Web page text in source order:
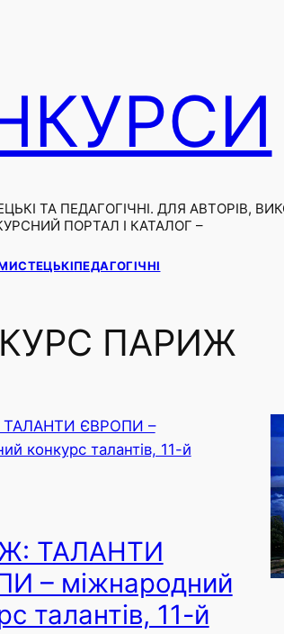
ТА ПЕДАГОГІЧНІ. ДЛЯ АВТОРІВ,
ПОРТАЛ І КАТАЛОГ –
ПЕДАГОГІЧНІ
ПАРИЖ
ТАЛАНТИ
– міжнародний
талантів, 11-й